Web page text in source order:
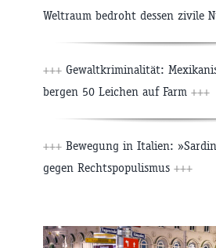
Weltraum bedroht dessen zivile
+++ Gewaltkriminalität:
bergen 50 Leichen auf Farm +++
+++ Bewegung in Italien:
gegen Rechtspopulismus +++